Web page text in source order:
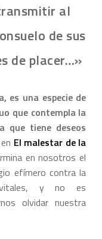
al
de sus
de placer…»
es una especie de
que contempla la
que tiene deseos
El malestar de la
en nosotros el
efímero contra la
vitales, y no es
olvidar nuestra